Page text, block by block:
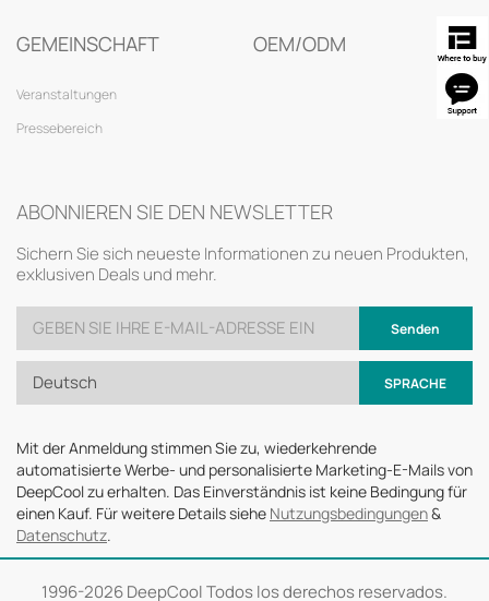
GEMEINSCHAFT
Veranstaltungen
Pressebereich
OEM/ODM
ABONNIEREN SIE DEN NEWSLETTER
Sichern Sie sich neueste Informationen zu neuen Produkten,
exklusiven Deals und mehr.
Senden
Deutsch SPRACHE
Mit der Anmeldung stimmen Sie zu, wiederkehrende
automatisierte Werbe- und personalisierte Marketing-E-Mails von
DeepCool zu erhalten. Das Einverständnis ist keine Bedingung für
einen Kauf. Für weitere Details siehe Nutzungsbedingungen&
Datenschutz.
1996-2026 DeepCool Todos los derechos reservados.